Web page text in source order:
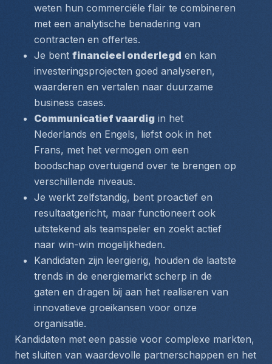
weten hun commerciële flair te combineren
met een analytische benadering van
contracten en offertes.
Je bent financieel onderlegd en kan
investeringsprojecten goed analyseren,
waarderen en vertalen naar duurzame
business cases.
Communicatief vaardig in het
Nederlands en Engels, liefst ook in het
Frans, met het vermogen om een
boodschap overtuigend over te brengen op
verschillende niveaus.
Je werkt zelfstandig, bent proactief en
resultaatgericht, maar functioneert ook
uitstekend als teamspeler en zoekt actief
naar win-win mogelijkheden.
Kandidaten zijn leergierig, houden de laatste
trends in de energiemarkt scherp in de
gaten en dragen bij aan het realiseren van
innovatieve groeikansen voor onze
organisatie.
Kandidaten met een passie voor complexe markten,
het sluiten van waardevolle partnerschappen en het